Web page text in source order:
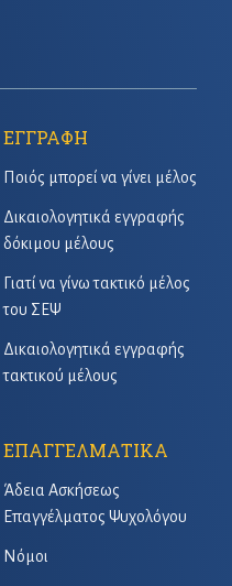
ΕΓΓΡΑΦΗ
Ποιός μπορεί να γίνει μέλος
Δικαιολογητικά εγγραφής
δόκιμου μέλους
Γιατί να γίνω τακτικό μέλος
του ΣΕΨ
Δικαιολογητικά εγγραφής
τακτικού μέλους
ΕΠΑΓΓΕΛΜΑΤΙΚΑ
Άδεια Ασκήσεως
Επαγγέλματος Ψυχολόγου
Νόμοι